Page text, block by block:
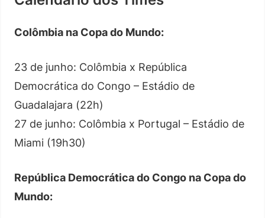
Colômbia na Copa do Mundo:
23 de junho: Colômbia x República
Democrática do Congo – Estádio de
Guadalajara (22h)
27 de junho: Colômbia x Portugal – Estádio de
Miami (19h30)
República Democrática do Congo na Copa do
Mundo: